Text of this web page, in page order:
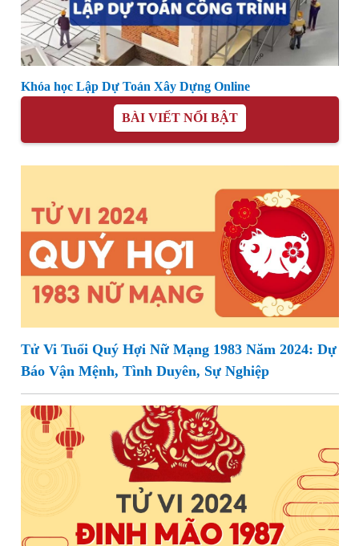
Khóa học Lập Dự Toán Xây Dựng Online
BÀI VIẾT NỔI BẬT
Tử Vi Tuổi Quý Hợi Nữ Mạng 1983 Năm 2024: Dự
Báo Vận Mệnh, Tình Duyên, Sự Nghiệp